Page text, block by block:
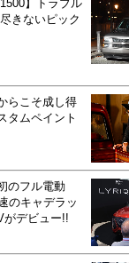
】トラブル
きないピック
らこそ成し得
タムペイント
のフル電動
のキャデラッ
がデビュー!!